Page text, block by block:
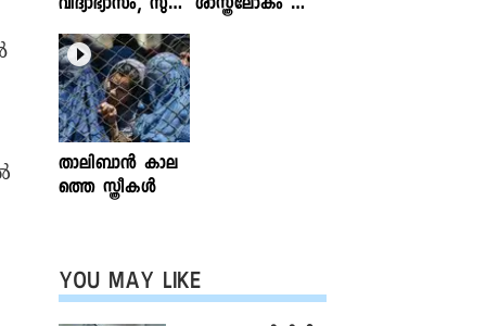
വിദ്യാഭ്യാസം, സുര
ക്ഷിതവും അ
ല്ലാത്തതുമായ സ്പ
ര്‍ശനങ്ങള്‍; ഇ
ന്‍ഫോക്ലിനിക്ക്
ലേഖനം
വായിക്കാം
ശാസ്ത്രലോകം ശ്ര
താലിബാന്‍ കാല
ത്തെ സ്ത്രീകള്‍
YOU MAY LIKE